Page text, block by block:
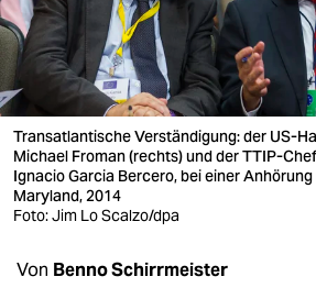
nord
wahrheit
verlag
verlag
veranstaltungen
Transatlantische Verständigung: der US-
Michael Froman (rechts) und der TTIP-
Ignacio Garcia Bercero, bei einer
Maryland, 2014
Foto: Jim Lo Scalzo/dpa
Von Benno Schirrmeister